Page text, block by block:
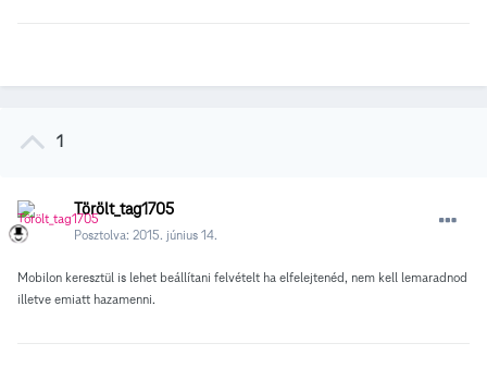
1
Törölt_tag1705
Posztolva: 2015. június 14.
Mobilon keresztül is lehet beállítani felvételt ha elfelejtenéd, nem kell lemaradnod
illetve emiatt hazamenni.